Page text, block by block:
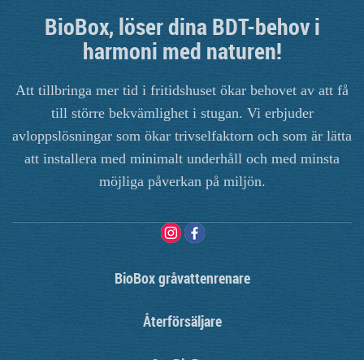
BioBox, löser dina BDT-behov i
harmoni med naturen!
Att tillbringa mer tid i fritidshuset ökar behovet av att få
till större bekvämlighet i stugan. Vi erbjuder
avloppslösningar som ökar trivselfaktorn och som är lätta
att installera med minimalt underhåll och med minsta
möjliga påverkan på miljön.
BioBox gråvattenrenare
Återförsäljare